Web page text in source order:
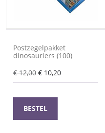
Postzegelpakket
dinosauriers (100)
€12,00 Oorspronkelijke
prijs
€ 12,00.
€ 10,20Huidige
prijs
BESTEL